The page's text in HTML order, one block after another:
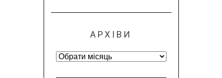
АРХІВИ
Архіви